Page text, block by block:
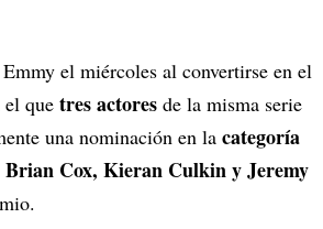
el miércoles al convertirse en el
que tres actores de la misma serie
una nominación en la categoría
Brian Cox, Kieran Culkin y Jeremy